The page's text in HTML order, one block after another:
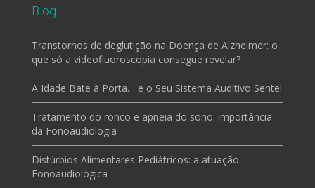
Blog
Transtornos de deglutição na Doença de Alzheimer: o
que só a videofluoroscopia consegue revelar?
A Idade Bate à Porta… e o Seu Sistema Auditivo Sente!
Tratamento do ronco e apneia do sono: importância
da Fonoaudiologia
Distúrbios Alimentares Pediátricos: a atuação
Fonoaudiológica